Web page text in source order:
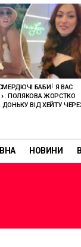
НОВИНИ
БАБИ! Я ВАС
ПОЛЯКОВА ЖОРСТКО
ВІД ХЕЙТУ